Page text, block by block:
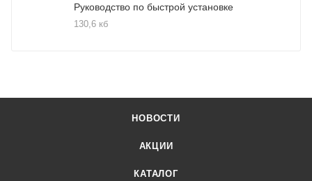
Руководство по быстрой установке
130,6 кб
НОВОСТИ
АКЦИИ
КАТАЛОГ